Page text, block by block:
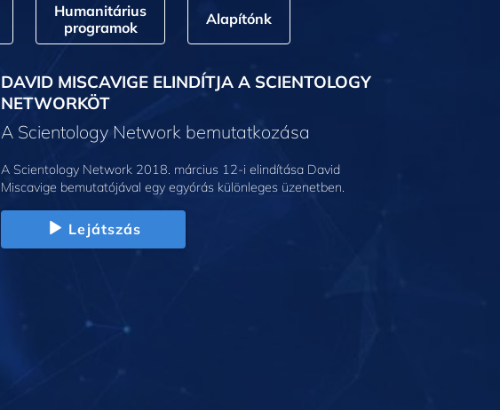
Humanitárius
programok
Alapítónk
DAVID MISCAVIGE ELINDÍTJA A SCIENTOLOGY
NETWORKÖT
A Scientology Network bemutatkozása
A Scientology Network 2018. március 12-i elindítása David
Miscavige bemutatójával egy egyórás különleges üzenetben.
Lejátszás